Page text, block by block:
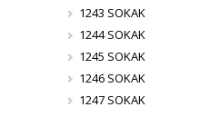
1243 SOKAK
1244 SOKAK
1245 SOKAK
1246 SOKAK
1247 SOKAK